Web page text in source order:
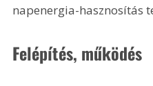
napenergia-hasznosítás
Felépítés, működés